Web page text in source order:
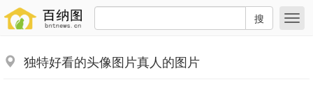
搜
独特好看的头像图片真人的图片